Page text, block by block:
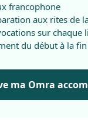
francophone
aux rites de
sur chaque
du début à la fin
ma Omra